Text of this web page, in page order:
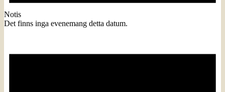
Notis
Det finns inga evenemang detta datum.